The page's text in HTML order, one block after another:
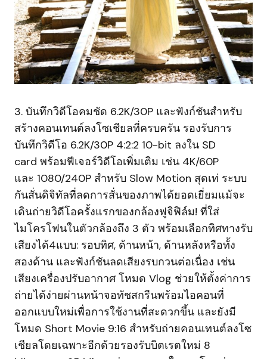
3. บันทึกวิดีโอคมชัด 6.2K/30P และฟังก์ชันสำหรับ
สร้างคอนเทนต์ลงโซเชียลที่ครบครัน รองรับการ
บันทึกวิดีโอ 6.2K/30P 4:2:2 10-bit ลงใน SD
card พร้อมฟีเจอร์วิดีโอเพิ่มเติม เช่น 4K/60P
และ 1080/240P สำหรับ Slow Motion สุดเท่ ระบบ
กันสั่นดิจิทัลที่ลดการสั่นของภาพได้ยอดเยี่ยมแม้จะ
เดินถ่ายวิดีโอครั้งแรกของกล้องฟูจิฟิล์ม! ที่ใส่
ไมโครโฟนในตัวกล้องถึง 3 ตัว พร้อมเลือกทิศทางรับ
เสียงได้4แบบ: รอบทิศ, ด้านหน้า, ด้านหลังหรือทั้ง
สองด้าน และฟังก์ชันลดเสียงรบกวนต่อเนื่อง เช่น
เสียงเครื่องปรับอากาศ โหมด Vlog ช่วยให้ตั้งค่าการ
ถ่ายได้ง่ายผ่านหน้าจอทัชสกรีนพร้อมไอคอนที่
ออกแบบใหม่เพื่อการใช้งานที่สะดวกขึ้น และยังมี
โหมด Short Movie 9:16 สำหรับถ่ายคอนเทนต์ลงโซ
เชียลโดยเฉพาะอีกด้วยรองรับบิตเรตใหม่ 8